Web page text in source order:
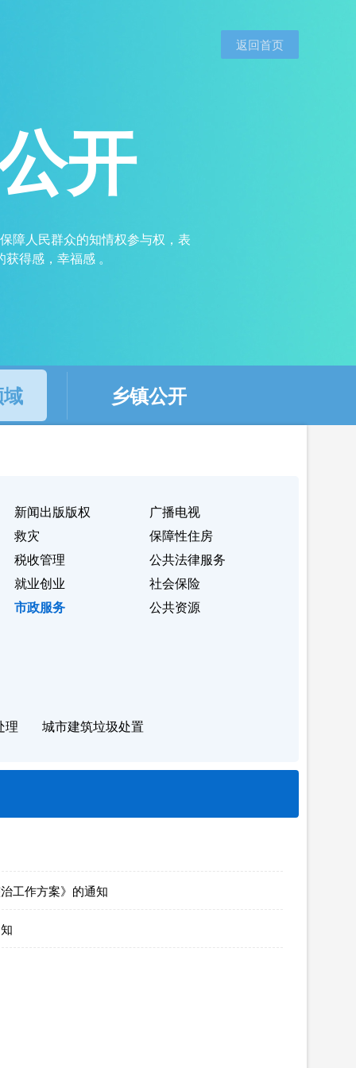
返回首页
开
障人民群众的知情权参与权，表
得感，幸福感 。
乡镇公开
新闻出版版权
广播电视
救灾
保障性住房
税收管理
公共法律服务
就业创业
社会保险
市政服务
公共资源
理 城市建筑垃圾处置
工作方案》的通知